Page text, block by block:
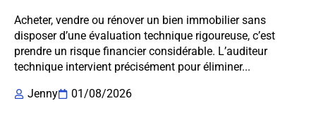
Acheter, vendre ou rénover un bien immobilier sans
disposer d’une évaluation technique rigoureuse, c’est
prendre un risque financier considérable. L’auditeur
technique intervient précisément pour éliminer...
Jenny
01/08/2026